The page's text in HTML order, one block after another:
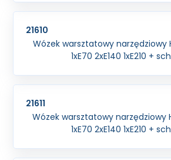
21610
Wózek warsztatowy narzędziowy
1xE70 2xE140 1xE210 +
21611
Wózek warsztatowy narzędziowy
1xE70 2xE140 1xE210 +